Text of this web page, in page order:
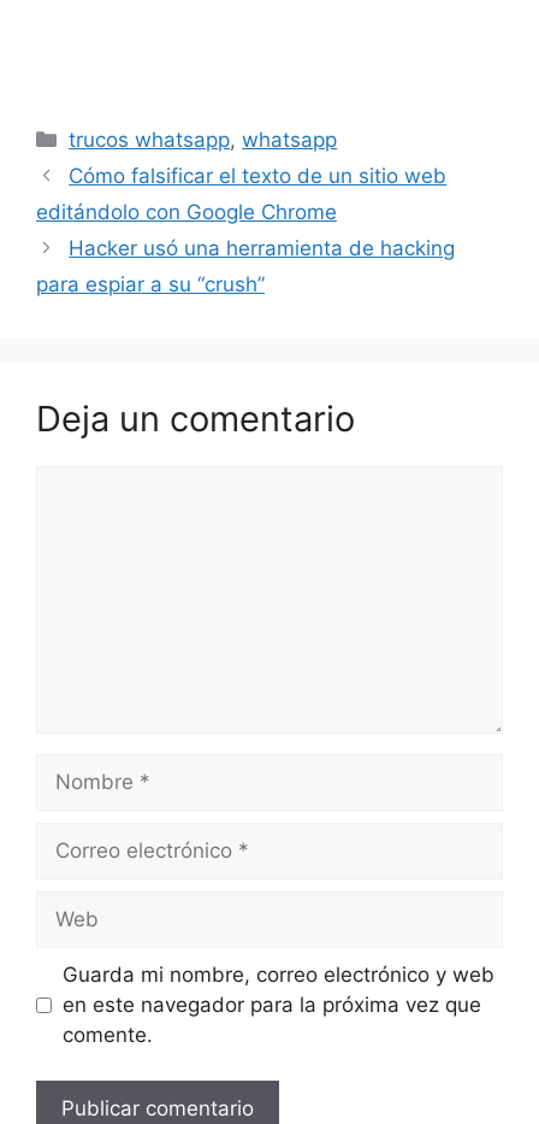
Categorías
trucos whatsapp,whatsapp
Cómo falsificar el texto de un sitio web
editándolo con Google Chrome
Hacker usó una herramienta de hacking
para espiar a su “crush”
Deja un comentario
electrónico
Guarda mi nombre, correo electrónico y web
en este navegador para la próxima vez que
comente.